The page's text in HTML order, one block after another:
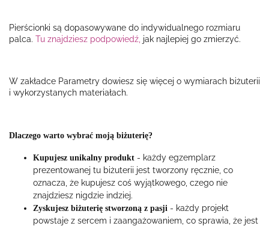
Pierścionki są dopasowywane do indywidualnego rozmiaru
palca. Tu znajdziesz podpowiedź, jak najlepiej go zmierzyć.
W zakładce Parametry dowiesz się więcej o wymiarach biżuterii
i wykorzystanych materiałach.
Dlaczego warto wybrać moją biżuterię?
Kupujesz unikalny produkt - każdy egzemplarz
prezentowanej tu biżuterii jest tworzony ręcznie, co
oznacza, że kupujesz coś wyjątkowego, czego nie
znajdziesz nigdzie indziej.
Zyskujesz biżuterię stworzoną z pasji - każdy projekt
powstaje z sercem i zaangażowaniem, co sprawia, że jest